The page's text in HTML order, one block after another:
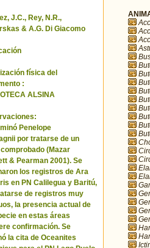
J.C., Rey, N.R.,
& A.G. Di Giacomo
física del
:
ALSINA
Penelope
por tratarse de un
(Mazar
& Pearman 2001). Se
los registros de Ara
en PN Calilegua y Baritú,
de registros muy
la presencia actual de
en estas áreas
confirmación. Se
la cita de Oceanites